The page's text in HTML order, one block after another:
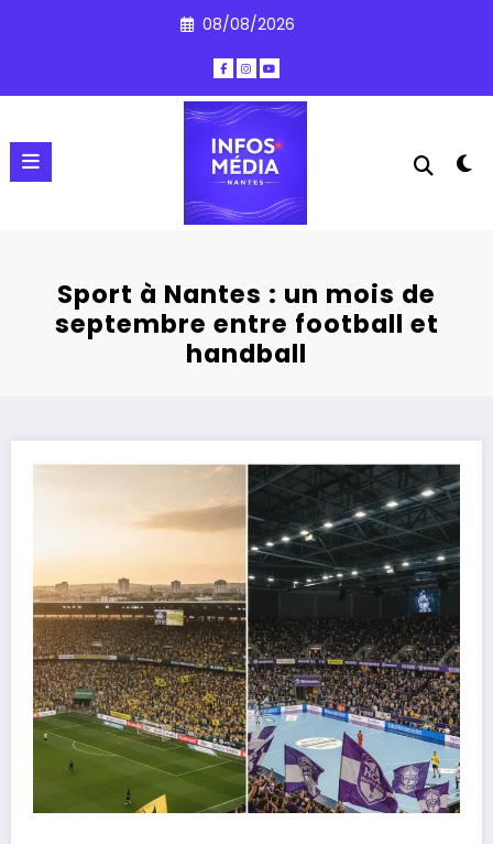
08/08/2026
Sport à Nantes : un mois de
septembre entre football et
handball